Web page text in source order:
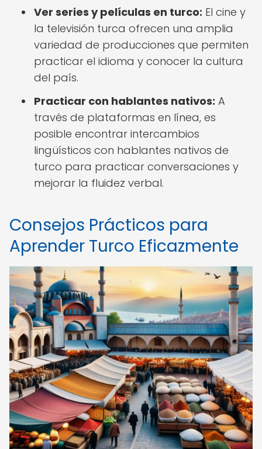
Ver series y películas en turco: El cine y
la televisión turca ofrecen una amplia
variedad de producciones que permiten
practicar el idioma y conocer la cultura
del país.
Practicar con hablantes nativos: A
través de plataformas en línea, es
posible encontrar intercambios
lingüísticos con hablantes nativos de
turco para practicar conversaciones y
mejorar la fluidez verbal.
Consejos Prácticos para
Aprender Turco Eficazmente